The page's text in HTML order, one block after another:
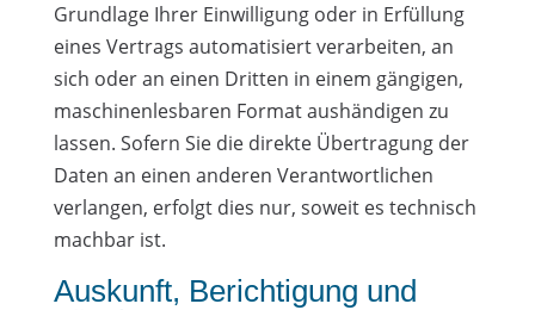
Grundlage Ihrer Einwilligung oder in Erfüllung
eines Vertrags automatisiert verarbeiten, an
sich oder an einen Dritten in einem gängigen,
maschinenlesbaren Format aushändigen zu
lassen. Sofern Sie die direkte Übertragung der
Daten an einen anderen Verantwortlichen
verlangen, erfolgt dies nur, soweit es technisch
machbar ist.
Auskunft, Berichtigung und